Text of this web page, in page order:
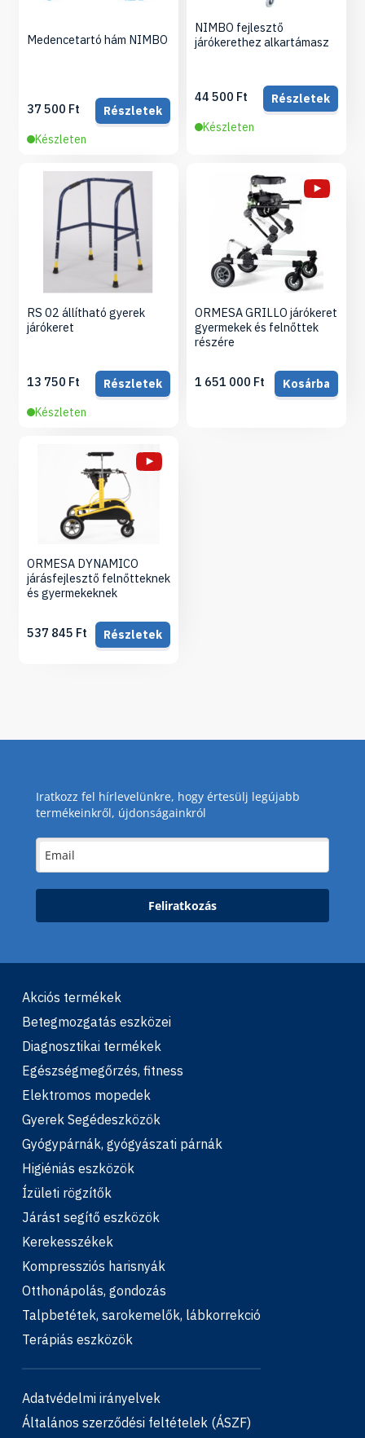
Medencetartó hám NIMBO
37 500 Ft
Részletek
Készleten
NIMBO fejlesztő
járókerethez alkartámasz
44 500 Ft
Részletek
Készleten
RS 02 állítható gyerek
járókeret
13 750 Ft
Részletek
Készleten
ORMESA GRILLO járókeret
gyermekek és felnőttek
részére
1 651 000 Ft Kosárba
ORMESA DYNAMICO
járásfejlesztő felnőtteknek
és gyermekeknek
537 845 Ft Részletek
Iratkozz fel hírlevelünkre, hogy értesülj legújabb
termékeinkről, újdonságainkról
Feliratkozás
Akciós termékek
Betegmozgatás eszközei
Diagnosztikai termékek
Egészségmegőrzés, fitness
Elektromos mopedek
Gyerek Segédeszközök
Gyógypárnák, gyógyászati párnák
Higiéniás eszközök
Ízületi rögzítők
Járást segítő eszközök
Kerekesszékek
Kompressziós harisnyák
Otthonápolás, gondozás
Talpbetétek, sarokemelők, lábkorrekció
Terápiás eszközök
Adatvédelmi irányelvek
Általános szerződési feltételek (ÁSZF)